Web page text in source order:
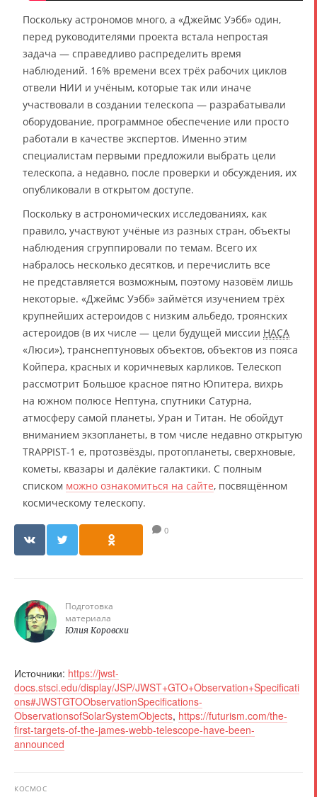
Поскольку астрономов много, а «Джеймс Уэбб» один,
перед руководителями проекта встала непростая
задача — справедливо распределить время
наблюдений. 16% времени всех трёх рабочих циклов
отвели НИИ и учёным, которые так или иначе
участвовали в создании телескопа — разрабатывали
оборудование, программное обеспечение или просто
работали в качестве экспертов. Именно этим
специалистам первыми предложили выбрать цели
телескопа, а недавно, после проверки и обсуждения, их
опубликовали в открытом доступе.
Поскольку в астрономических исследованиях, как
правило, участвуют учёные из разных стран, объекты
наблюдения сгруппировали по темам. Всего их
набралось несколько десятков, и перечислить все
не представляется возможным, поэтому назовём лишь
некоторые. «Джеймс Уэбб» займётся изучением трёх
крупнейших астероидов с низким альбедо, троянских
астероидов (в их числе — цели будущей миссии НАСА
«Люси»), транснептуновых объектов, объектов из пояса
Койпера, красных и коричневых карликов. Телескоп
рассмотрит Большое красное пятно Юпитера, вихрь
на южном полюсе Нептуна, спутники Сатурна,
атмосферу самой планеты, Уран и Титан. Не обойдут
вниманием экзопланеты, в том числе недавно открытую
TRAPPIST-1 e, протозвёзды, протопланеты, сверхновые,
кометы, квазары и далёкие галактики. С полным
списком можно ознакомиться на сайте, посвящённом
космическому телескопу.
0
Подготовка
материала
Юлия Коровски
Источники: https://jwst-
docs.stsci.edu/display/JSP/JWST+GTO+Observation+Specificati
ons#JWSTGTOObservationSpecifications-
ObservationsofSolarSystemObjects, https://futurism.com/the-
first-targets-of-the-james-webb-telescope-have-been-
announced
КОСМОС